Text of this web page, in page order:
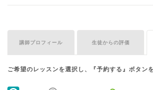
講師プロフィール 生徒からの評価
ご希望のレッスンを選択し、『予約する』ボタン